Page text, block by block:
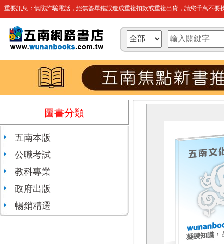
重要訊息：慎防詐騙電話，絕無簽單錯誤造成重複扣款或重複出貨，請您千萬不要
圖書分類
五南本版
公職考試
教科專業
政府出版
暢銷精選